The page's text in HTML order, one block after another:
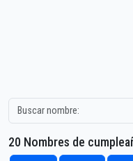
20 Nombres de